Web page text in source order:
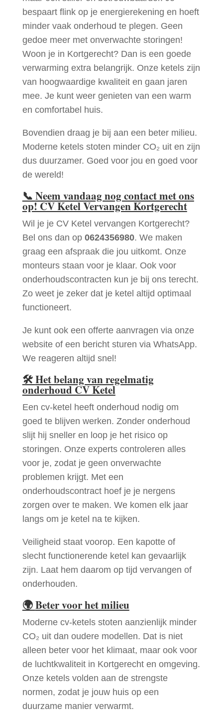
bespaart flink op je energierekening en hoeft
minder vaak onderhoud te plegen. Geen
gedoe meer met onverwachte storingen!
Woon je in Kortgerecht? Dan is een goede
verwarming extra belangrijk. Onze ketels zijn
van hoogwaardige kwaliteit en gaan jaren
mee. Je kunt weer genieten van een warm
en comfortabel huis.
Bovendien draag je bij aan een beter milieu.
Moderne ketels stoten minder CO₂ uit en zijn
dus duurzamer. Goed voor jou en goed voor
de wereld!
📞 Neem vandaag nog contact met ons
op! CV Ketel Vervangen Kortgerecht
Wil je je CV Ketel vervangen Kortgerecht?
Bel ons dan op 0624356980. We maken
graag een afspraak die jou uitkomt. Onze
monteurs staan voor je klaar. Ook voor
onderhoudscontracten kun je bij ons terecht.
Zo weet je zeker dat je ketel altijd optimaal
functioneert.
Je kunt ook een offerte aanvragen via onze
website of een bericht sturen via WhatsApp.
We reageren altijd snel!
🛠Het belang van regelmatig
onderhoud CV Ketel
Een cv-ketel heeft onderhoud nodig om
goed te blijven werken. Zonder onderhoud
slijt hij sneller en loop je het risico op
storingen. Onze experts controleren alles
voor je, zodat je geen onverwachte
problemen krijgt. Met een
onderhoudscontract hoef je je nergens
zorgen over te maken. We komen elk jaar
langs om je ketel na te kijken.
Veiligheid staat voorop. Een kapotte of
slecht functionerende ketel kan gevaarlijk
zijn. Laat hem daarom op tijd vervangen of
onderhouden.
🌍Beter voor het milieu
Moderne cv-ketels stoten aanzienlijk minder
CO₂ uit dan oudere modellen. Dat is niet
alleen beter voor het klimaat, maar ook voor
de luchtkwaliteit in Kortgerecht en omgeving.
Onze ketels volden aan de strengste
normen, zodat je jouw huis op een
duurzame manier verwarmt.